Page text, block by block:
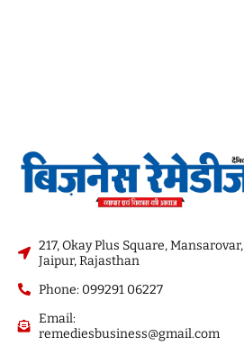
217, Okay Plus Square, Mansarovar,
Jaipur, Rajasthan
Phone: 099291 06227
Email:
remediesbusiness@gmail.com